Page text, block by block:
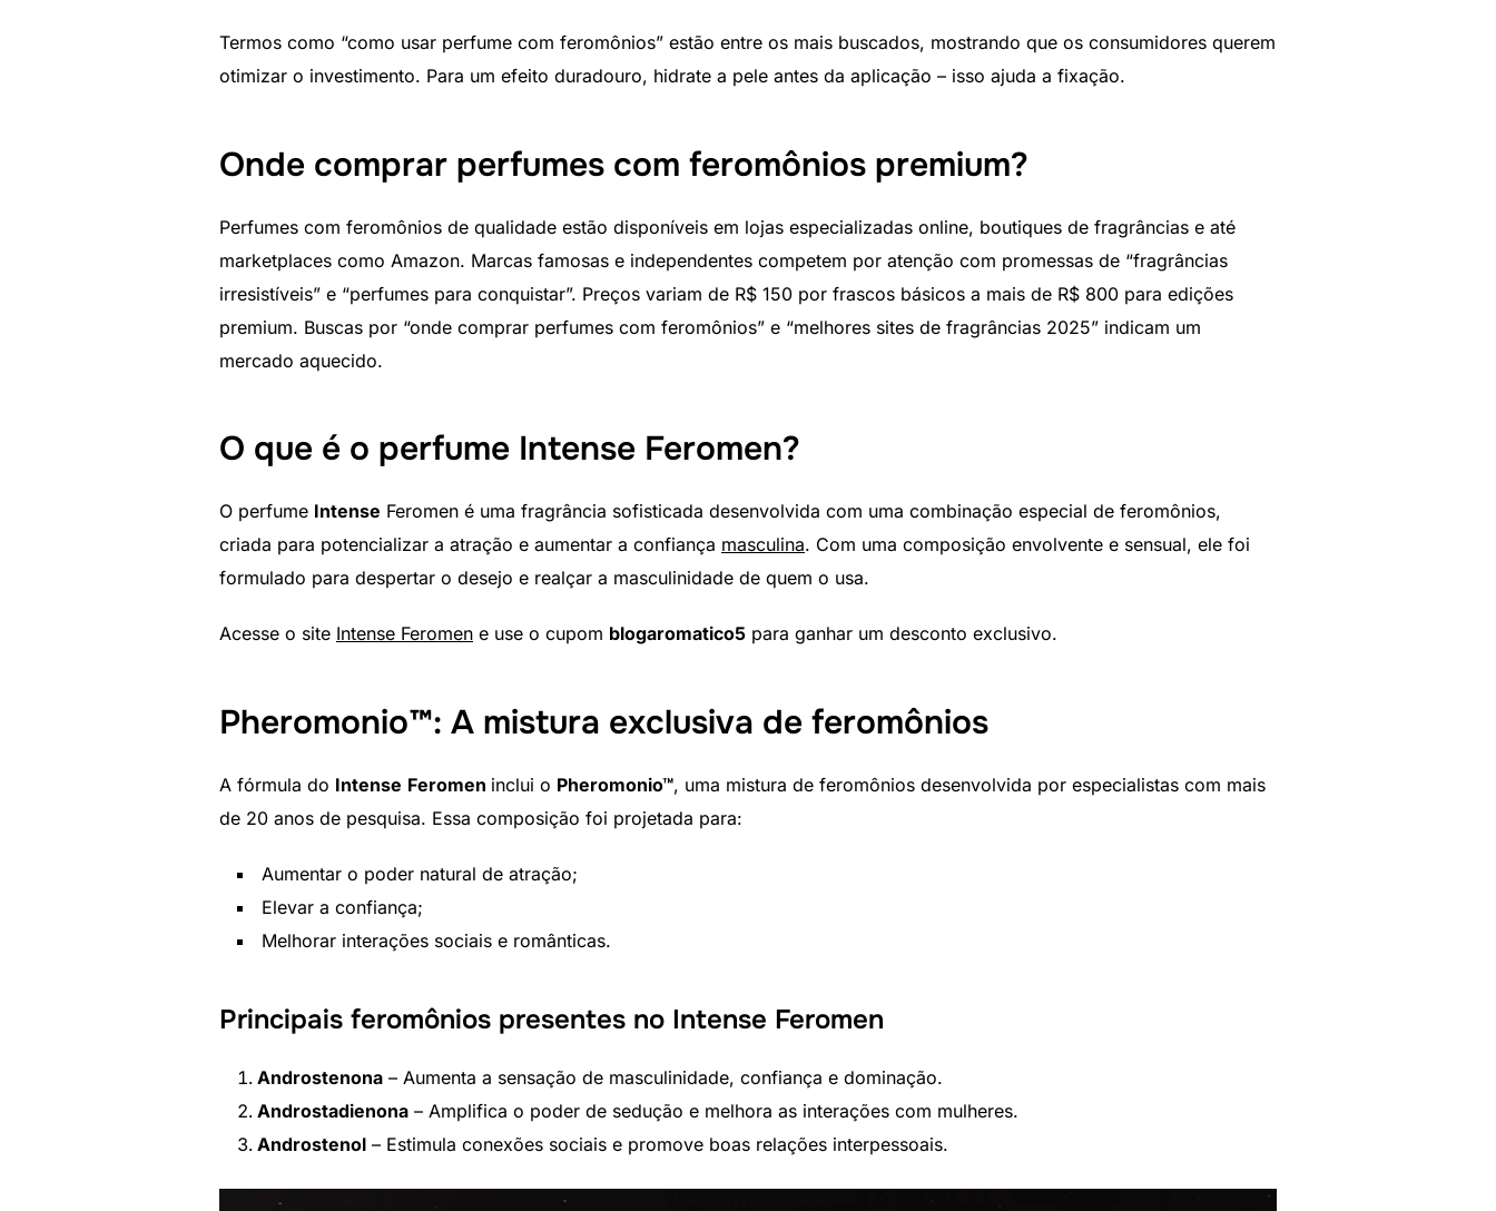
Termos como “como usar perfume com feromônios” estão entre os mais buscados, mostrando que os consumidores querem
otimizar o investimento. Para um efeito duradouro, hidrate a pele antes da aplicação – isso ajuda a fixação.
Onde comprar perfumes com feromônios premium?
Perfumes com feromônios de qualidade estão disponíveis em lojas especializadas online, boutiques de fragrâncias e até
marketplaces como Amazon. Marcas famosas e independentes competem por atenção com promessas de “fragrâncias
irresistíveis” e “perfumes para conquistar”. Preços variam de R$ 150 por frascos básicos a mais de R$ 800 para edições
premium. Buscas por “onde comprar perfumes com feromônios” e “melhores sites de fragrâncias 2025” indicam um
mercado aquecido.
O que é o perfume Intense Feromen?
O perfume Intense Feromen é uma fragrância sofisticada desenvolvida com uma combinação especial de feromônios,
criada para potencializar a atração e aumentar a confiança masculina. Com uma composição envolvente e sensual, ele foi
formulado para despertar o desejo e realçar a masculinidade de quem o usa.
Acesse o site Intense Feromen e use o cupom blogaromatico5 para ganhar um desconto exclusivo.
Pheromonio™: A mistura exclusiva de feromônios
A fórmula do Intense Feromen inclui o Pheromonio™, uma mistura de feromônios desenvolvida por especialistas com mais
de 20 anos de pesquisa. Essa composição foi projetada para:
Aumentar o poder natural de atração;
Elevar a confiança;
Melhorar interações sociais e românticas.
Principais feromônios presentes no Intense Feromen
Androstenona – Aumenta a sensação de masculinidade, confiança e dominação.
Androstadienona – Amplifica o poder de sedução e melhora as interações com mulheres.
Androstenol – Estimula conexões sociais e promove boas relações interpessoais.